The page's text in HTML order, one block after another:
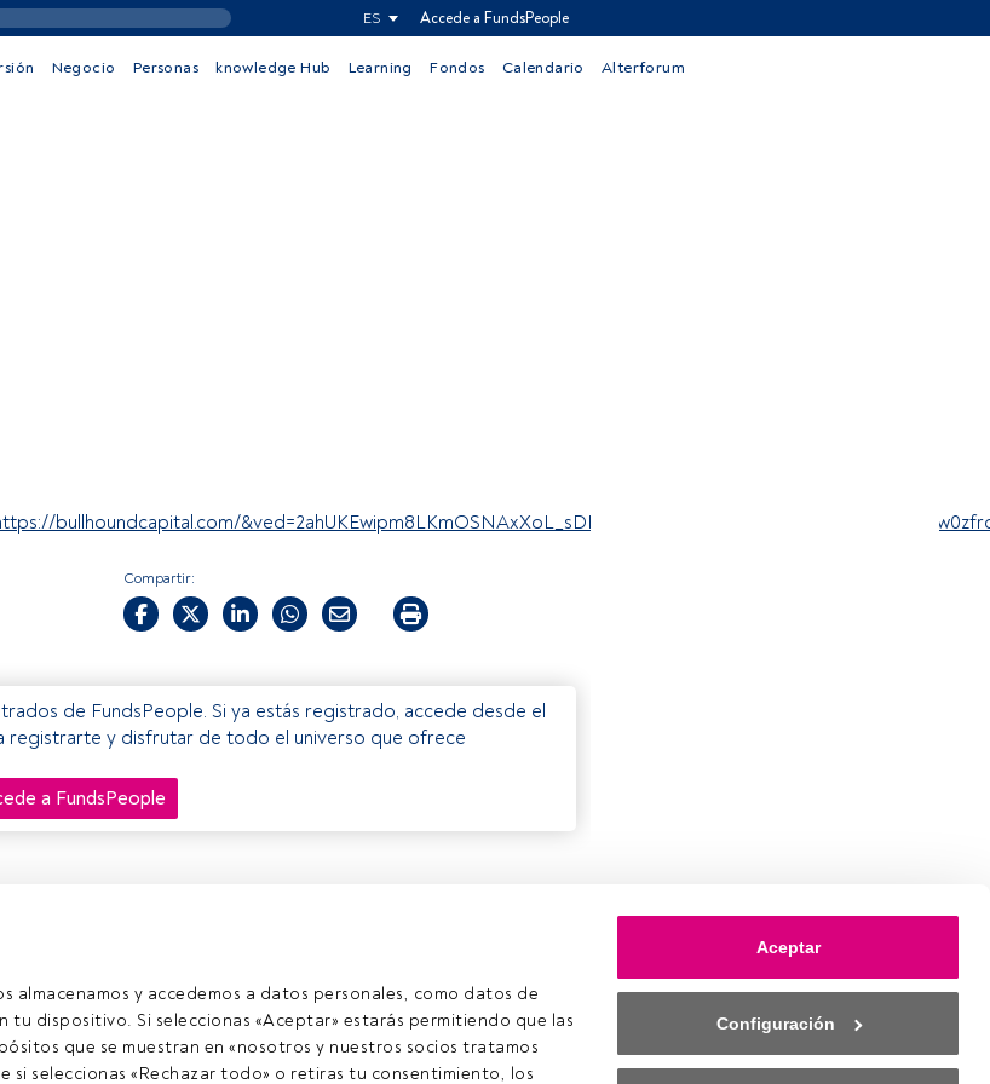
almacenamos y accedemos a datos personales, como datos de
dispositivo. Si seleccionas «Aceptar» estarás permitiendo que las
que se muestran en «nosotros y nuestros socios tratamos
seleccionas «Rechazar todo» o retiras tu consentimiento, los
Aceptar
Configuración
ES Accede a FundsPeople
Negocio Personas knowledge Hub Learning Fondos Calendario Alterforum
bullhoundcapital.com/
Compartir:
de FundsPeople. Si ya estás registrado, accede desde el
registrarte y disfrutar de todo el universo que ofrece
a FundsPeople